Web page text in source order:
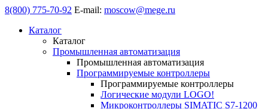
8(800) 775-70-92 E-mail: moscow@mege.ru
Каталог
Каталог
Промышленная автоматизация
Промышленная автоматизация
Программируемые контроллеры
Программируемые контроллеры
Логические модули LOGO!
Микроконтроллеры SIMATIC S7-1200